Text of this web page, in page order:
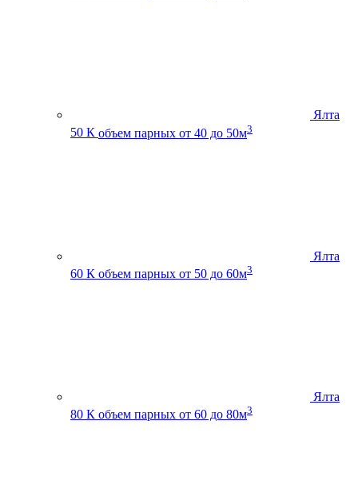
Ялта
50 К объем парных от 40 до 50м3
Ялта
60 К объем парных от 50 до 60м3
Ялта
80 К объем парных от 60 до 80м3